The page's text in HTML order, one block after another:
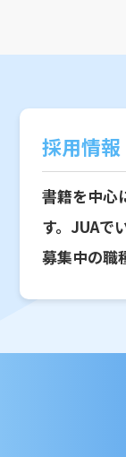
採用情報
書籍を中心
す。JUAで
募集中の職